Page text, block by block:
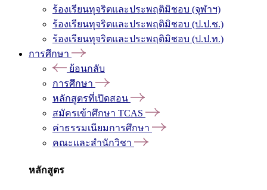
ร้องเรียนทุจริตและประพฤติมิชอบ (จุฬาฯ)
ร้องเรียนทุจริตและประพฤติมิชอบ (ป.ป.ช.)
ร้องเรียนทุจริตและประพฤติมิชอบ (ป.ป.ท.)
การศึกษา
ย้อนกลับ
การศึกษา
หลักสูตรที่เปิดสอน
สมัครเข้าศึกษา TCAS
ค่าธรรมเนียมการศึกษา
คณะและสำนักวิชา
หลักสูตร